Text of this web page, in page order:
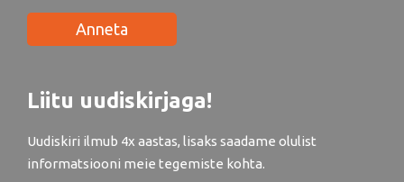
Anneta
Liitu uudiskirjaga!
Uudiskiri ilmub 4x aastas, lisaks saadame olulist
informatsiooni meie tegemiste kohta.